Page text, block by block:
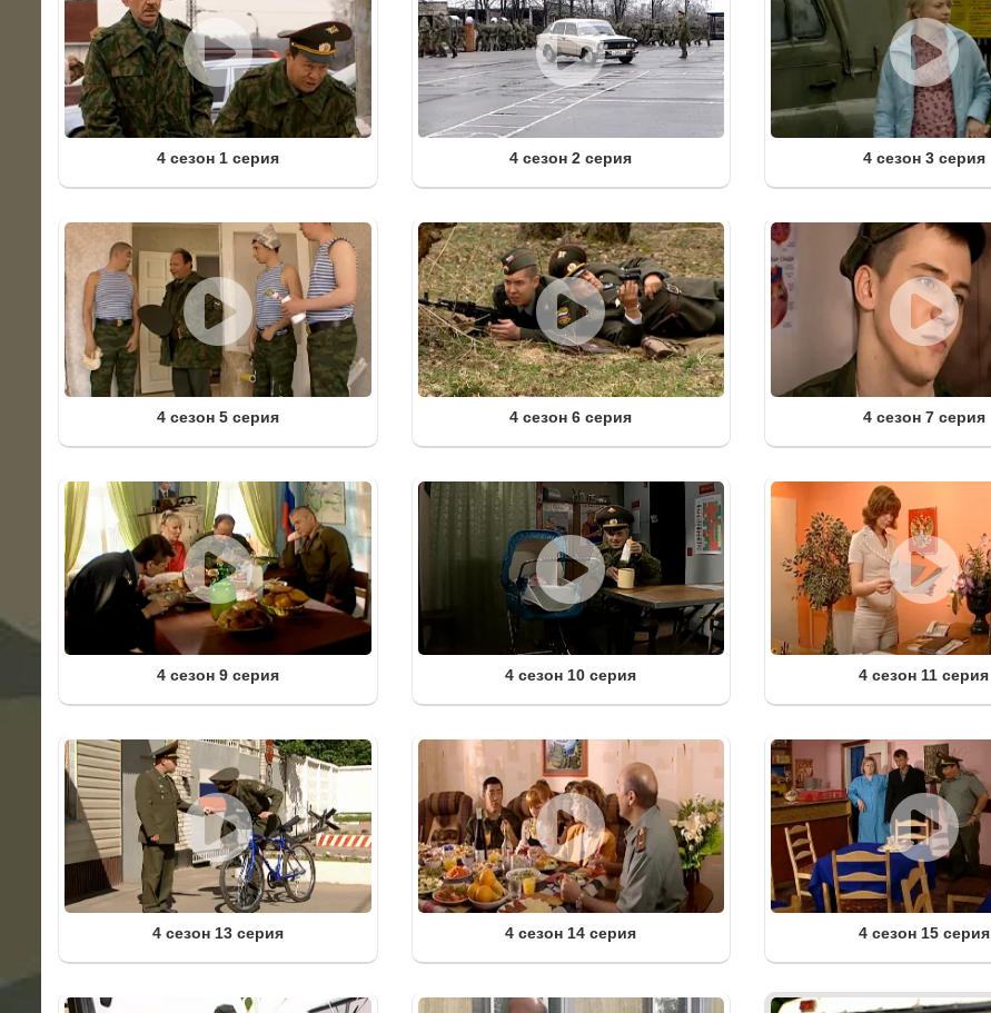
4 сезон 1 серия 4 сезон 2 серия 4 сезон 3 серия
4 сезон 5 серия 4 сезон 6 серия 4 сезон 7 серия
4 сезон 9 серия 4 сезон 10 серия 4 сезон 11 серия
4 сезон 13 серия 4 сезон 14 серия 4 сезон 15 серия